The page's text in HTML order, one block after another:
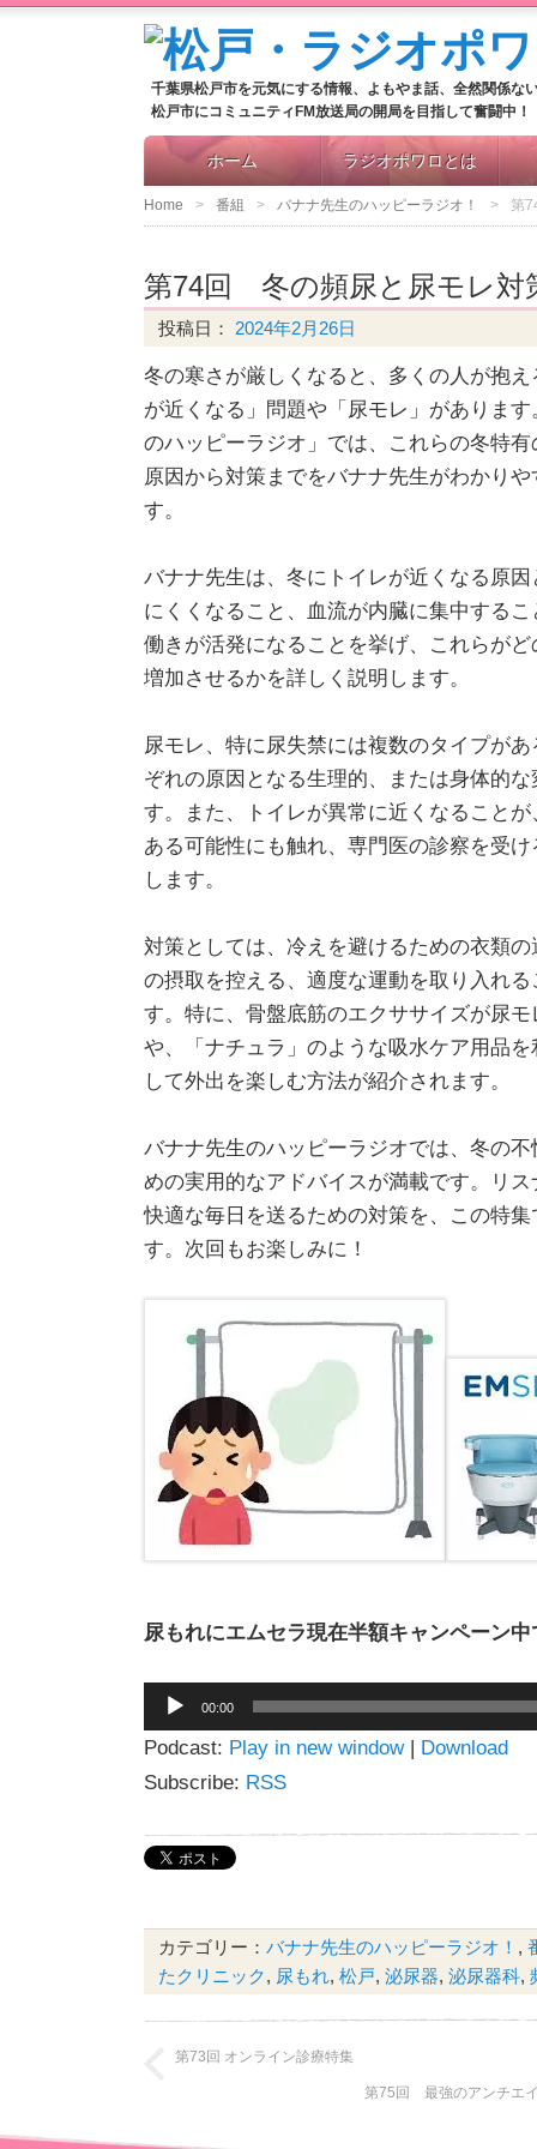
千葉県松戸市を元気にする情報、よもやま話、全然関係な
松戸市にコミュニティFM放送局の開局を目指して奮闘中！
ホーム ラジオポワロとは
Home 番組 バナナ先生のハッピーラジオ！ 第
第74回 冬の頻尿と尿モレ対
投稿日： 2024年2月26日
冬の寒さが厳しくなると、多くの人が抱
が近くなる」問題や「尿モレ」がありま
のハッピーラジオ」では、これらの冬特
原因から対策までをバナナ先生がわかり
す。
バナナ先生は、冬にトイレが近くなる原
にくくなること、血流が内臓に集中する
働きが活発になることを挙げ、これらが
増加させるかを詳しく説明します。
尿モレ、特に尿失禁には複数のタイプが
ぞれの原因となる生理的、または身体的
す。また、トイレが異常に近くなること
ある可能性にも触れ、専門医の診察を受
します。
対策としては、冷えを避けるための衣類
の摂取を控える、適度な運動を取り入れ
す。特に、骨盤底筋のエクササイズが尿
や、「ナチュラ」のような吸水ケア用品
して外出を楽しむ方法が紹介されます。
バナナ先生のハッピーラジオでは、冬の
めの実用的なアドバイスが満載です。リ
快適な毎日を送るための対策を、この特
す。次回もお楽しみに！
尿もれにエムセラ現在半額キャンペーン中
プ
レ
ヤ
ー
00:00
Podcast: Play in new window| Download
Subscribe: RSS
カテゴリー： バナナ先生のハッピーラジオ！ ,
たクリニック, 尿もれ, 松戸, 泌尿器, 泌尿器科,
第73回 オンライン診療特集
第75回 最強のアンチエ